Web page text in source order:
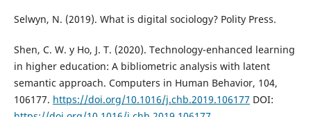
Selwyn, N. (2019). What is digital sociology? Polity Press.
Shen, C. W. y Ho, J. T. (2020). Technology-enhanced learning
in higher education: A bibliometric analysis with latent
semantic approach. Computers in Human Behavior, 104,
106177. https://doi.org/10.1016/j.chb.2019.106177 DOI: